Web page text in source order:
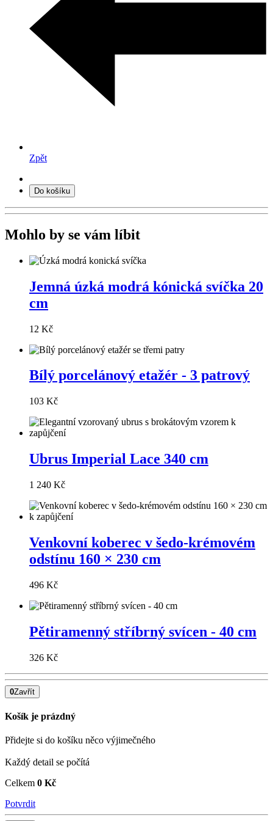
Zpět
Do košíku
Mohlo by se vám líbit
Jemná úzká modrá kónická svíčka 20
cm
12 Kč
Bílý porcelánový etažér - 3 patrový
103 Kč
Ubrus Imperial Lace 340 cm
1 240 Kč
Venkovní koberec v šedo-krémovém
odstínu 160 × 230 cm
496 Kč
Pětiramenný stříbrný svícen - 40 cm
326 Kč
0Zavřít
Košík je prázdný
Přidejte si do košíku něco výjimečného
Každý detail se počítá
Celkem 0 Kč
Potvrdit